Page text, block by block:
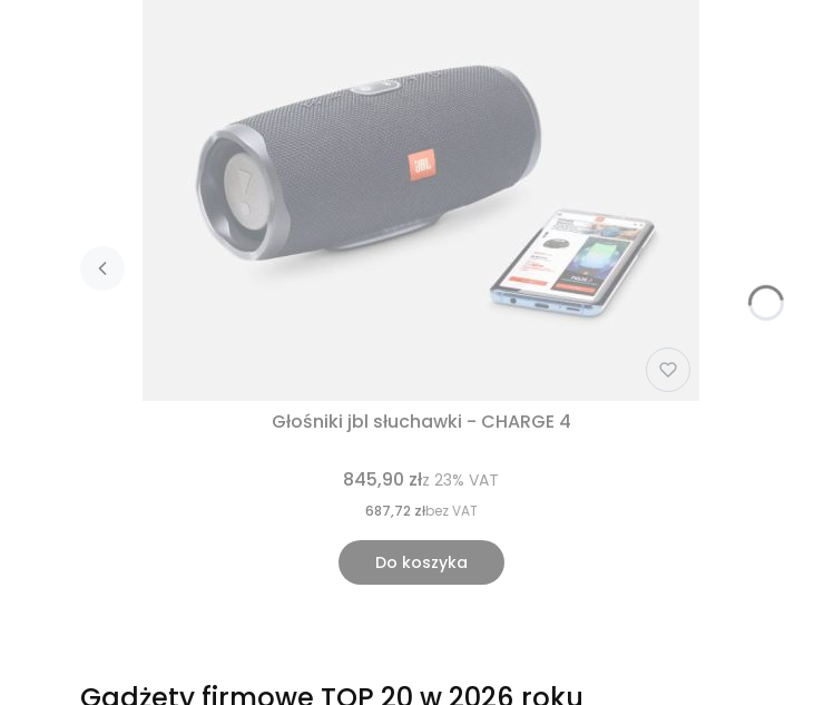
Głośniki jbl słuchawki - CHARGE 4
845,90 złz 23% VAT
687,72 złbez VAT
Do koszyka